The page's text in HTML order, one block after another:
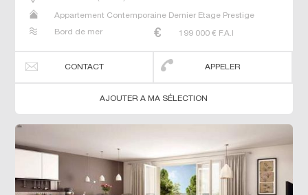
Appartement Contemporaine Dernier Etage Prestige
Bord de mer
199 000 € F.A.I
CONTACT APPELER
AJOUTER A MA SÉLECTION